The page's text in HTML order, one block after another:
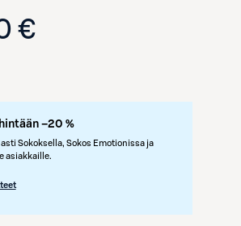
€
–20 %
Sokoksella, Sokos Emotionissa ja
asiakkaille.